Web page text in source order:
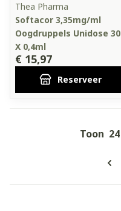
Thea Pharma
Softacor 3,35mg/ml
Oogdruppels Unidose 30
X 0,4ml
€ 15,97
Reserveer
Toon